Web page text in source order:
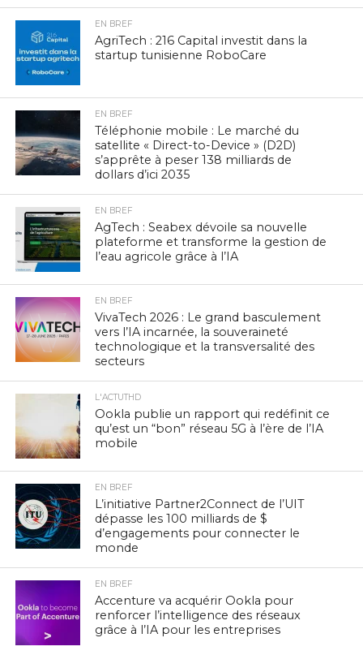
EN BREF
AgriTech : 216 Capital investit dans la
startup tunisienne RoboCare
EN BREF
Téléphonie mobile : Le marché du
satellite « Direct-to-Device » (D2D)
s’apprête à peser 138 milliards de
dollars d’ici 2035
EN BREF
AgTech : Seabex dévoile sa nouvelle
plateforme et transforme la gestion de
l’eau agricole grâce à l’IA
EN BREF
VivaTech 2026 : Le grand basculement
vers l’IA incarnée, la souveraineté
technologique et la transversalité des
secteurs
L'ACTUTHD
Ookla publie un rapport qui redéfinit ce
qu’est un “bon” réseau 5G à l’ère de l’IA
mobile
EN BREF
L’initiative Partner2Connect de l’UIT
dépasse les 100 milliards de $
d’engagements pour connecter le
monde
EN BREF
Accenture va acquérir Ookla pour
renforcer l’intelligence des réseaux
grâce à l’IA pour les entreprises